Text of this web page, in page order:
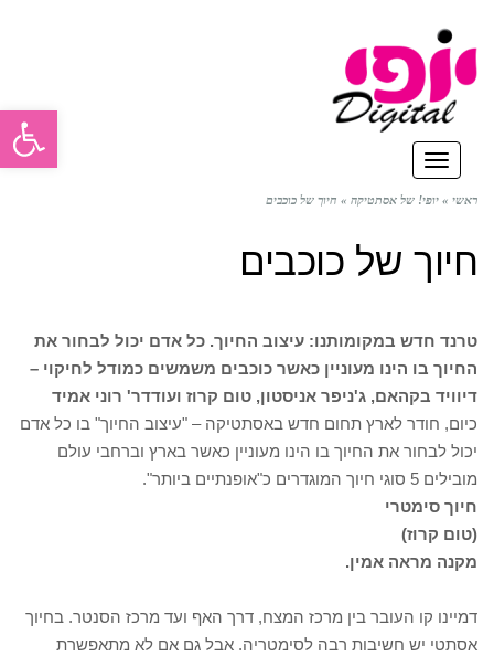
תפריט
ראשי » יופי! של אסתטיקה » חיוך של כוכבים
חיוך של כוכבים
טרנד חדש במקומותנו: עיצוב החיוך. כל אדם יכול לבחור את
החיוך בו הינו מעוניין כאשר כוכבים משמשים כמודל לחיקוי –
דיוויד בקהאם, ג'ניפר אניסטון, טום קרוז ועודדר' רוני אמיד
כיום, חודר לארץ תחום חדש באסתטיקה – "עיצוב החיוך" בו כל אדם
יכול לבחור את החיוך בו הינו מעוניין כאשר בארץ וברחבי עולם
מובילים 5 סוגי חיוך המוגדרים כ"אופנתיים ביותר".
חיוך סימטרי
(טום קרוז)
מקנה מראה אמין.
דמיינו קו העובר בין מרכז המצח, דרך האף ועד מרכז הסנטר. בחיוך
אסתטי יש חשיבות רבה לסימטריה. אבל גם אם לא מתאפשרת
פתח